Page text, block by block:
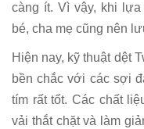
càng ít. Vì vậy, khi
bé, cha mẹ cũng nên
Hiện nay, kỹ thuật dệt
bền chắc với các sợi
tím rất tốt. Các chất
vải thắt chặt và làm